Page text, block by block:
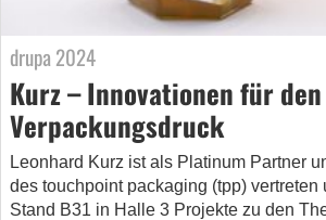
drupa 2024
Kurz – Innovationen für den
Verpackungsdruck
Leonhard Kurz ist als Platinum Partner
des touchpoint packaging (tpp) vertreten
Stand B31 in Halle 3 Projekte zu den